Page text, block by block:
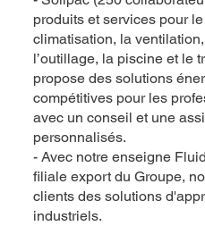
produits et services pour
climatisation, la
l’outillage, la piscine et le
propose des solutions
compétitives pour les
avec un conseil et une
personnalisés.
- Avec notre enseigne
filiale export du Groupe,
clients des solutions
industriels.